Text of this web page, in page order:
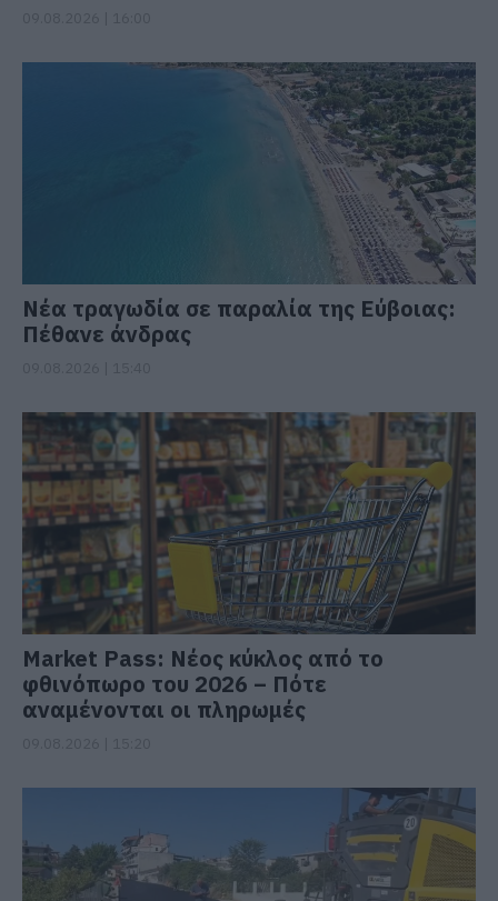
Νέα τραγωδία σε παραλία της Εύβοιας:
Πέθανε άνδρας
Market Pass: Νέος κύκλος από το
φθινόπωρο του 2026 – Πότε
αναμένονται οι πληρωμές